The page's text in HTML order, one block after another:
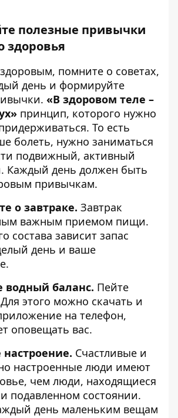
полезные привычки
здоровья
помните о советах,
день и формируйте
«В здоровом теле –
принцип, которого нужно
То есть
болеть, нужно заниматься
подвижный, активный
Каждый день должен быть
привычкам.
о завтраке. Завтрак
важным приемом пищи.
состава зависит запас
день и ваше
водный баланс. Пейте
этого можно скачать и
на телефон,
оповещать вас.
Счастливые и
настроенные люди имеют
чем люди, находящиеся
подавленном состоянии.
день маленьким вещам